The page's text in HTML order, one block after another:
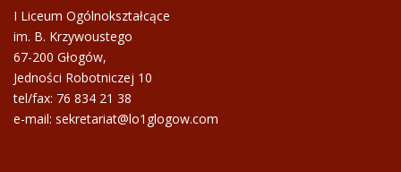
I Liceum Ogólnokształcące
im. B. Krzywoustego
67-200 Głogów,
Jedności Robotniczej 10
tel/fax: 76 834 21 38
e-mail: sekretariat@lo1glogow.com